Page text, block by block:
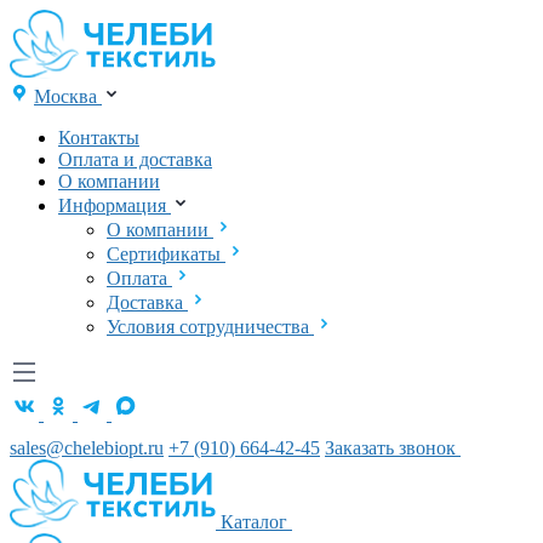
Москва
Контакты
Оплата и доставка
О компании
Информация
О компании
Сертификаты
Оплата
Доставка
Условия сотрудничества
sales@chelebiopt.ru +7 (910) 664-42-45 Заказать звонок
Каталог